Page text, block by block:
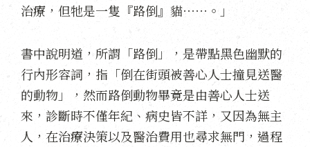
治療，但牠是一隻『路倒』貓⋯⋯。」
書中說明道，所謂「路倒」，是帶點黑色幽默的
行內形容詞，指「倒在街頭被善心人士撞見送醫
的動物」，然而路倒動物畢竟是由善心人士送
來，診斷時不僅年紀、病史皆不詳，又因為無主
人，在治療決策以及醫治費用也尋求無門，過程